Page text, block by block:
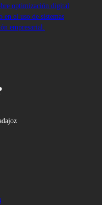
optimización digital
en el uso de sistemas
empresarial.